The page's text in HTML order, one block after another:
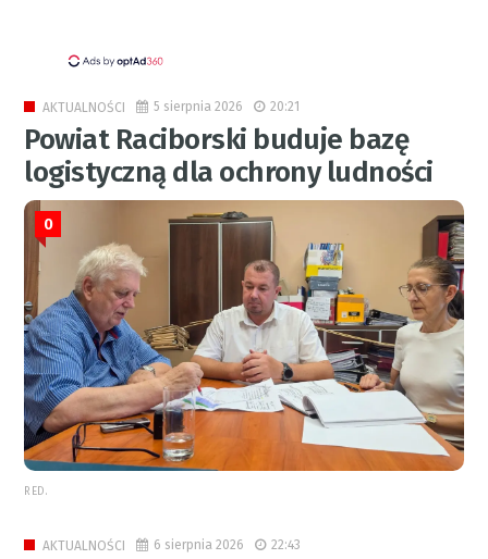
AKTUALNOŚCI 5 sierpnia 2026 20:21
Powiat Raciborski buduje bazę
logistyczną dla ochrony ludności
0
RED.
AKTUALNOŚCI 6 sierpnia 2026 22:43